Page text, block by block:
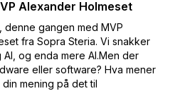
Alexander Holmeset
gangen med MVP
fra Sopra Steria. Vi snakker
AI, og enda mere AI.Men der
eller software? Hva mener
mening på det til